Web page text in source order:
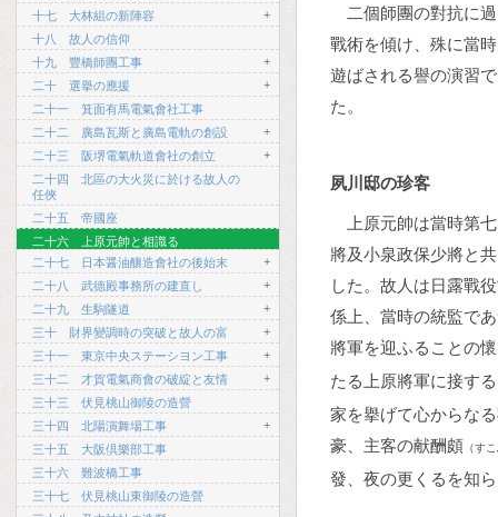
十七 大林組の新陣容
+
十八 故人の信仰
十九 豐橋師團工事
+
二十 選擧の應援
+
二十一 箕面有馬電氣會社工事
二十二 廣島瓦斯と廣島電軌の創設
+
二十三 阪堺電氣軌道會社の創立
+
二十四 北區の大火災に於ける故人の
任俠
二十五 帝國座
二十六 上原元帥と相識る
二十七 日本醤油釀造會社の後始末
+
二十八 武德殿事務所の建直し
+
二十九 生駒隧道
+
三十 財界變調時の突破と故人の富
+
三十一 東京中央ステーシヨン工事
+
三十二 才賀電氣商會の破綻と友情
+
三十三 伏見桃山御陵の造營
三十四 北陽演舞場工事
+
三十五 大阪倶樂部工事
三十六 難波橋工事
三十七 伏見桃山東御陵の造營
二個師團の對抗に
戰術を傾け、殊に當
遊ばされる譽の演習
た。
夙川邸の珍客
上原元帥は當時第
將及小泉政保少將と
した。故人は日露戰
係上、當時の統監で
將軍を迎ふることの
たる上原將軍に接す
家を擧げて心からな
豪、主客の献酬頗 （す
發、夜の更くるを知